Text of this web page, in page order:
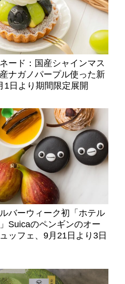
ード：国産シャインマス
ナガノパープル使った新
1日より期間限定展開
バーウィーク初「ホテル
Suicaのペンギンのオー
ッフェ、9月21日より3日